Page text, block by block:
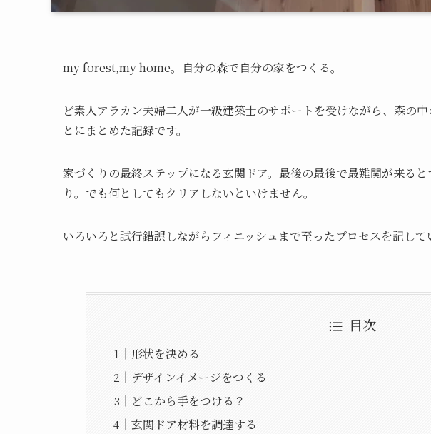
my forest,my home。自分の森で自分の家をつくる。
ど素人アラカン夫婦二人が一級建築士のサポートを受けながら、森の
とにまとめた記録です。
家づくりの最終ステップになる玄関ドア。最後の最後で最難関が来る
り。でも何としてもクリアしないといけません。
いろいろと試行錯誤しながらフィニッシュまで至ったプロセスを記して
目次
形状を決める
デザインイメージをつくる
どこから手をつける？
玄関ドア材料を調達する